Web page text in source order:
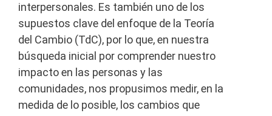
interpersonales. Es también uno de los
supuestos clave del enfoque de la Teoría
del Cambio (TdC), por lo que, en nuestra
búsqueda inicial por comprender nuestro
impacto en las personas y las
comunidades, nos propusimos medir, en la
medida de lo posible, los cambios que